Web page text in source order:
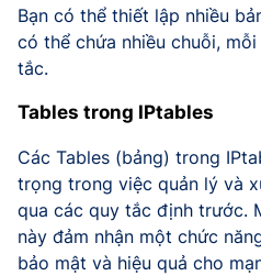
Bạn có thể thiết lập nhiều
có thể chứa nhiều chuỗi,
tắc.
Tables trong IPtables
Các Tables (bảng) trong
trọng trong việc quản lý và
qua các quy tắc định trước.
này đảm nhận một chức
bảo mật và hiệu quả cho